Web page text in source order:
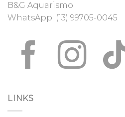
B&G Aquarismo
WhatsApp: (13) 99705-0045
LINKS